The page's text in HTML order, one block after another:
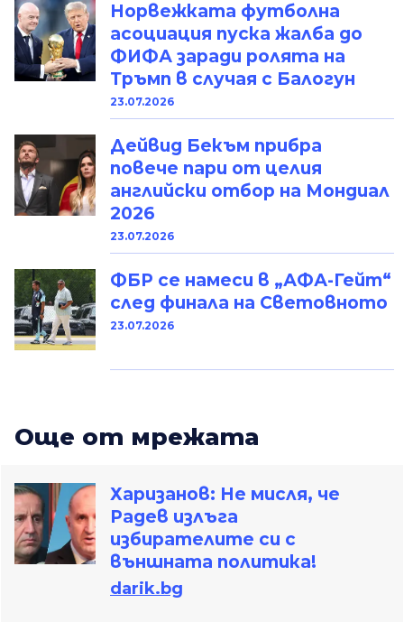
Норвежката футболна
асоциация пуска жалба до
ФИФА заради ролята на
Тръмп в случая с Балогун
23.07.2026
Дейвид Бекъм прибра
повече пари от целия
английски отбор на Мондиал
2026
23.07.2026
ФБР се намеси в „АФА-Гейт“
след финала на Световното
23.07.2026
Oще от мрежата
Харизанов: Не мисля, че
Радев излъга
избирателите си с
външната политика!
darik.bg